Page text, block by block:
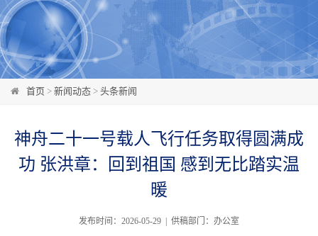
首页 > 新闻动态 > 头条新闻
神舟二十一号载人飞行任务取得圆满成
功 张洪章：回到祖国 感到无比踏实温
暖
发布时间：2026-05-29 | 供稿部门：办公室